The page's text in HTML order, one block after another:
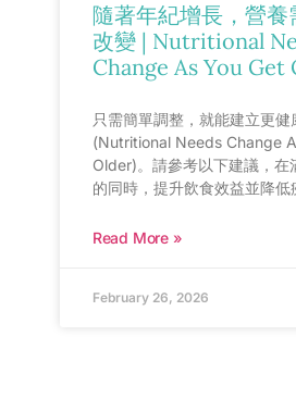
隨著年紀增長，營養
改變 | Nutritional
Change As You Get
只需簡單調整，就能建立更健
(Nutritional Needs Change
Older)。請參考以下建議，在
的同時，提升飲食效益並降低
Read More »
February 26, 2026